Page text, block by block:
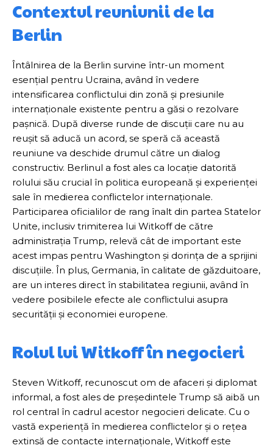
Contextul reuniunii de la
Berlin
Întâlnirea de la Berlin survine într-un moment
esențial pentru Ucraina, având în vedere
intensificarea conflictului din zonă și presiunile
internaționale existente pentru a găsi o rezolvare
pașnică. După diverse runde de discuții care nu au
reușit să aducă un acord, se speră că această
reuniune va deschide drumul către un dialog
constructiv. Berlinul a fost ales ca locație datorită
rolului său crucial în politica europeană și experienței
sale în medierea conflictelor internaționale.
Participarea oficialilor de rang înalt din partea Statelor
Unite, inclusiv trimiterea lui Witkoff de către
administrația Trump, relevă cât de important este
acest impas pentru Washington și dorința de a sprijini
discuțiile. În plus, Germania, în calitate de găzduitoare,
are un interes direct în stabilitatea regiunii, având în
vedere posibilele efecte ale conflictului asupra
securității și economiei europene.
Rolul lui Witkoff în negocieri
Steven Witkoff, recunoscut om de afaceri și diplomat
informal, a fost ales de președintele Trump să aibă un
rol central în cadrul acestor negocieri delicate. Cu o
vastă experiență în medierea conflictelor și o rețea
extinsă de contacte internaționale, Witkoff este